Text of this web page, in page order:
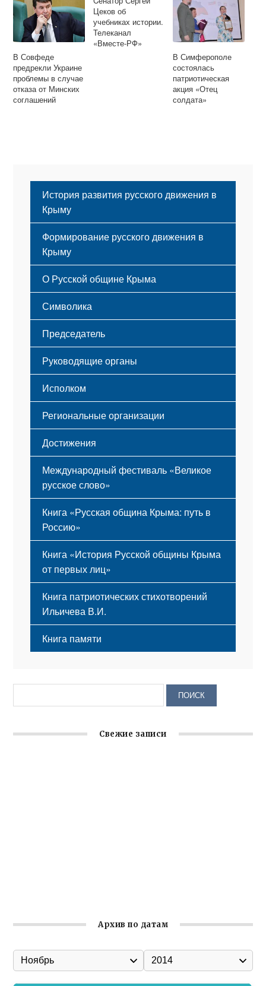
помощи
В Совфеде
предрекли Украине
проблемы в случае
отказа от Минских
соглашений
Цеков об
учебниках истории.
Телеканал
«Вместе-РФ»
В Симферополе
состоялась
патриотическая
акция «Отец
солдата»
История развития русского движения в
Крыму
Формирование русского движения в
Крыму
Русский Крым
О Русской общине Крыма
Этапы становления
Принципы деятельности
Структура
Мероприятия
Символика
Флаг
Герб
Гимн
Председатель
Руководящие органы
Исполком
Региональные организации
Достижения
Международный фестиваль «Великое
русское слово»
Книга «Русская община Крыма: путь в
Россию»
Книга «История Русской общины Крыма
от первых лиц»
Книга патриотических стихотворений
Ильичева В.И.
Книга памяти
Свежие записи
Архив по датам